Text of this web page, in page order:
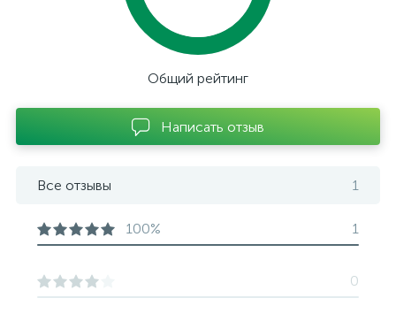
Общий рейтинг
Написать отзыв
Все отзывы 1
100% 1
0